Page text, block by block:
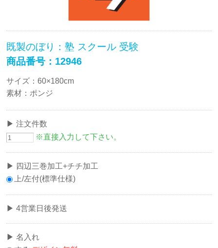
既製のぼり：塾 スクール 受験
商品番号：12946
サイズ：60×180cm
素材：ポンジ
注文件数
※直接入力して下さい。
四辺三巻加工+チチ加工
上/左付(標準仕様)
4営業日後発送
名入れ